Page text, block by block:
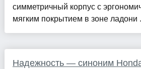
симметричный корпус с
мягким покрытием в зоне ладони
Надежность — синоним